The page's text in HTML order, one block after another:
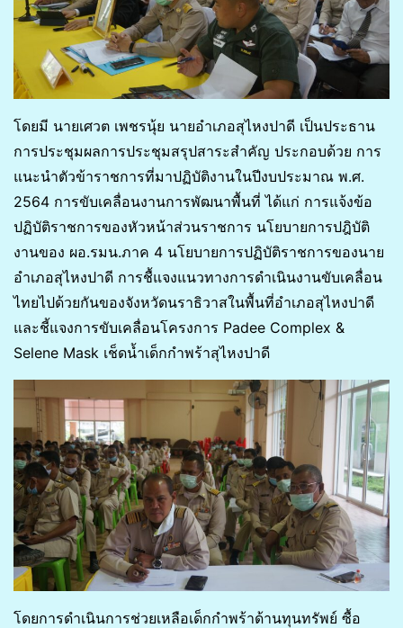
โดยมี นายเศวต เพชรนุ้ย นายอำเภอสุไหงปาดี เป็นประธาน
การประชุมผลการประชุมสรุปสาระสำคัญ ประกอบด้วย การ
แนะนำตัวข้าราชการที่มาปฏิบัติงานในปีงบประมาณ พ.ศ.
2564 การขับเคลื่อนงานการพัฒนาพื้นที่ ได้แก่ การแจ้งข้อ
ปฏิบัติราชการของหัวหน้าส่วนราชการ นโยบายการปฎิบัติ
งานของ ผอ.รมน.ภาค 4 นโยบายการปฏิบัติราชการของนาย
อำเภอสุไหงปาดี การชื้แจงแนวทางการดำเนินงานขับเคลื่อน
ไทยไปด้วยกันของจังหวัดนราธิวาสในพื้นที่อำเภอสุไหงปาดี
และชี้แจงการขับเคลื่อนโครงการ Padee Complex &
Selene Mask เช็ดน้ำเด็กกำพร้าสุไหงปาดี
โดยการดำเนินการช่วยเหลือเด็กกำพร้าด้านทุนทรัพย์ ซื้อ